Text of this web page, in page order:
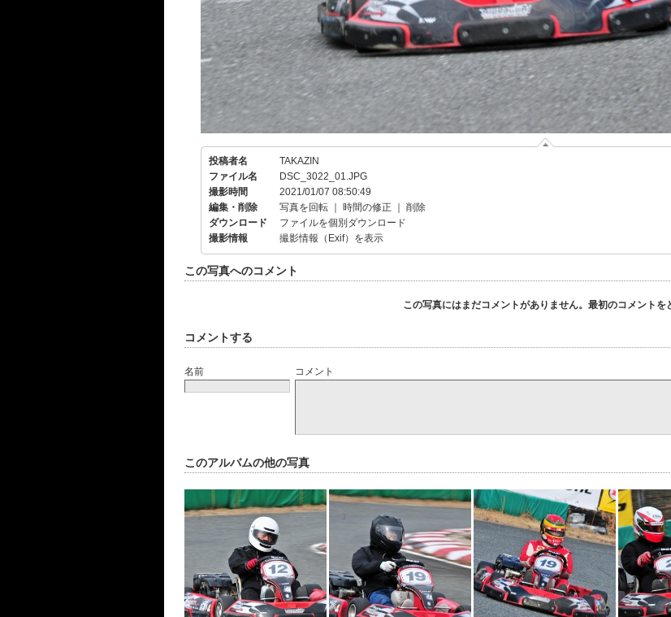
投稿者名
TAKAZIN
ファイル名
DSC_3022_01.JPG
撮影時間
2021/01/07 08:50:49
編集・削除
写真を回転 時間の修正
削除
ダウンロード
ファイルを個別ダウンロード
撮影情報
撮影情報（Exif）を表示
この写真へのコメント
この写真にはまだコメントがありません。最初のコメントを
コメントする
名前 コメント
このアルバムの他の写真